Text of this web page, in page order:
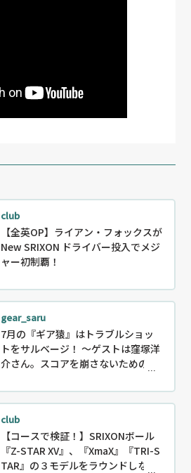
club
【全英OP】ライアン・フォックスが
New SRIXON ドライバー投入でメジ
ャー初制覇！
gear_saru
7月の『ギア猿』はトラブルショッ
トをサルベージ！ ～ゲストは窪塚洋
介さん。スコアを崩さないためのリ
club
【コースで検証！】SRIXONボール
『Z-STAR XV』、『XmaX』『TRI-S
TAR』の３モデルをラウンドしなが